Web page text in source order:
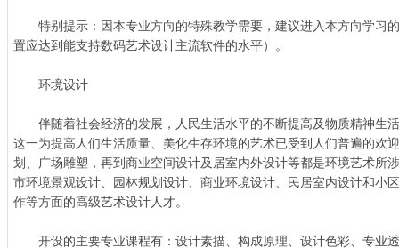
特别提示：因本专业方向的特殊教学需要，建议进入本方向学习
置应达到能支持数码艺术设计主流软件的水平）。
环境设计
伴随着社会经济的发展，人民生活水平的不断提高及物质精神生
这一为提高人们生活质量、美化生存环境的艺术已受到人们普遍的欢
划、广场雕塑，再到商业空间设计及居室内外设计等都是环境艺术所
市环境景观设计、园林规划设计、商业环境设计、民居室内设计和小
作等方面的高级艺术设计人才。
开设的主要专业课程有：设计素描、构成原理、设计色彩、专业